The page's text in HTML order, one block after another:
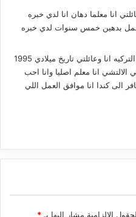
انا معلما دهان انا لدي خبره
بدهين خمس سنوات لدي خبره
وانا الحظ موجود في غرفه مدينه غرفه التركيه انا وعائلتي تاريخ ميلادي 1995
في الالتشي انا معلم اصليا وانا احب
الى كندا انا موافق العمل اللي
الإلزامية مشار إليها بـ*